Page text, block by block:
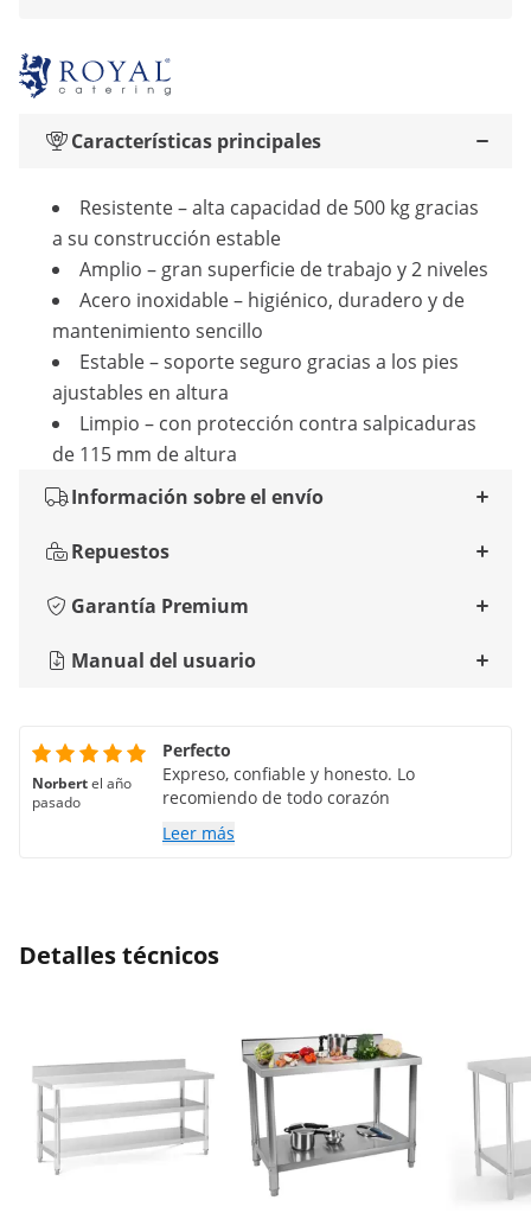
Características principales
Resistente – alta capacidad de 500 kg gracias
a su construcción estable
Amplio – gran superficie de trabajo y 2 niveles
Acero inoxidable – higiénico, duradero y de
mantenimiento sencillo
Estable – soporte seguro gracias a los pies
ajustables en altura
Limpio – con protección contra salpicaduras
de 115 mm de altura
Información sobre el envío
Repuestos
Garantía Premium
Manual del usuario
Norbertel año
pasado
Perfecto
Expreso, confiable y honesto. Lo
recomiendo de todo corazón
Leer más
Detalles técnicos